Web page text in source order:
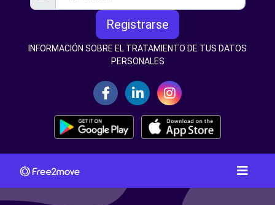
Registrarse
INFORMACIÓN SOBRE EL TRATAMIENTO DE TUS DATOS
PERSONALES